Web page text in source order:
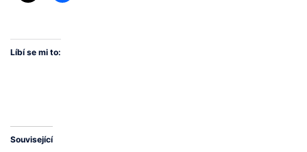
Líbí se mi to:
Související